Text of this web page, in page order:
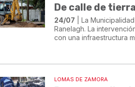
De calle de
24/07 | La
Ranelagh. La
con una infraestructura
LOMAS DE ZAMORA